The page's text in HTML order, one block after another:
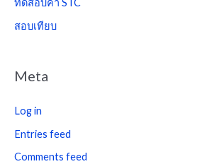
ทดสอบค่า STC
สอบเทียบ
Meta
Log in
Entries feed
Comments feed